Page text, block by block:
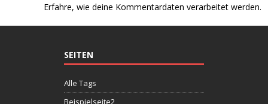
Erfahre, wie deine Kommentardaten verarbeitet werden.
SEITEN
Alle Tags
Beispielseite2